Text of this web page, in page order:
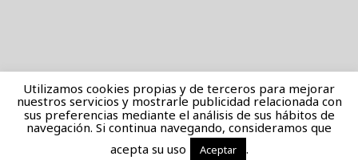
Utilizamos cookies propias y de terceros para mejorar
nuestros servicios y mostrarle publicidad relacionada con
sus preferencias mediante el análisis de sus hábitos de
navegación. Si continua navegando, consideramos que
acepta su uso
Aceptar
.